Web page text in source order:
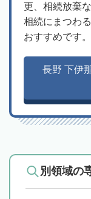
更、相続放棄な
相続にまつわ
おすすめです。
長野 下伊
別領域の